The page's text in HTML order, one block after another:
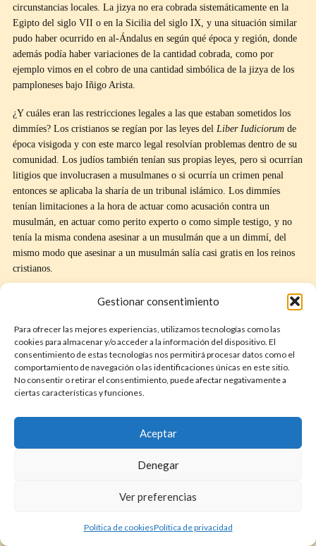
Gestionar consentimiento
Para ofrecer las mejores experiencias, utilizamos tecnologías como las
cookies para almacenar y/o acceder a la información del dispositivo. El
consentimiento de estas tecnologías nos permitirá procesar datos como el
comportamiento de navegación o las identificaciones únicas en este sitio.
No consentir o retirar el consentimiento, puede afectar negativamente a
ciertas características y funciones.
Aceptar
Denegar
Ver preferencias
Política de cookiesPolítica de privacidad
circunstancias locales. La jizya no era cobrada sistemáticamente en la
Egipto del siglo VII o en la Sicilia del siglo IX, y una situación similar
pudo haber ocurrido en al-Ándalus en según qué época y región, donde
además podía haber variaciones de la cantidad cobrada, como por
ejemplo vimos en el cobro de una cantidad simbólica de la jizya de los
pamploneses bajo Iñigo Arista.
¿Y cuáles eran las restricciones legales a las que estaban sometidos los
dimmíes? Los cristianos se regían por las leyes del Liber Iudiciorum de
época visigoda y con este marco legal resolvían problemas dentro de su
comunidad. Los judíos también tenían sus propias leyes, pero si ocurrían
litigios que involucrasen a musulmanes o si ocurría un crimen penal
entonces se aplicaba la sharía de un tribunal islámico. Los dimmíes
tenían limitaciones a la hora de actuar como acusación contra un
musulmán, en actuar como perito experto o como simple testigo, y no
tenía la misma condena asesinar a un musulmán que a un dimmí, del
mismo modo que asesinar a un musulmán salía casi gratis en los reinos
cristianos.
Un musulmán solo podía ser ejecutado por asesinar a un dimmí si lo
hacía por dinero, en cualquier otro caso los familiares no musulmanes
solo podían exigir la compensación monetaria conocida comodiyya
dinero sangriento, mientras que un dimmí que asesinara a un musulmán
no podía evitar la ejecución. Los musulmanes y dimmíes no podían
dejarse herencias entre ellos, incluso entre familiares, y esto provocó
problemas al producirse la islamización de la sociedad, porque
sus hijos musulmanes. Las comunidades cristianas y judías tenían
prohibido realizar ritos y procesiones en público, podían vender cerdo y
vino y consumirlos en privado, pero sin involucrar a musulmanes ni
hacer ostentación pública, y según el tiempo y lugar no podían construir
ciudad o región fuera conquistada por la fuerza o por pacto tenía